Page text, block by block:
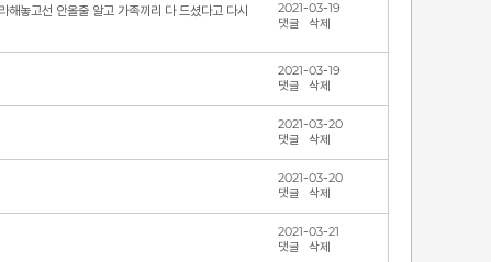
놓고선 안올줄 알고 가족끼리 다 드셨다고 다시
2021-03-19
댓글
삭제
2021-03-19
댓글
삭제
2021-03-20
댓글
삭제
2021-03-20
댓글
삭제
2021-03-21
댓글
삭제